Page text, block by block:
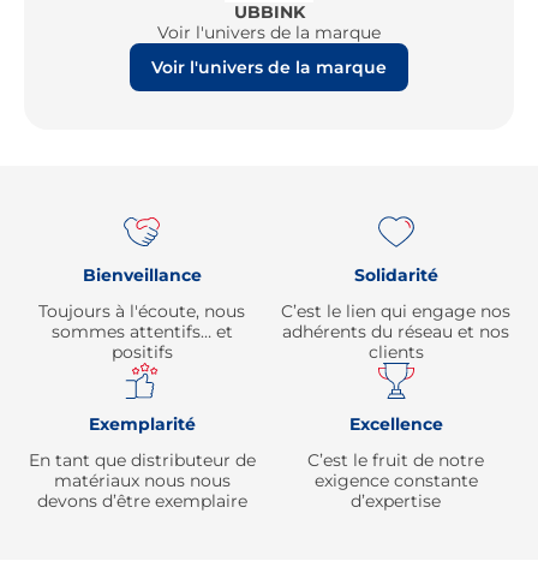
UBBINK
Voir l'univers de la marque
Voir l'univers de la marque
Bienveillance
Toujours à l'écoute, nous
sommes attentifs… et
positifs
Solidarité
C’est le lien qui engage nos
adhérents du réseau et nos
clients
Exemplarité
En tant que distributeur de
matériaux nous nous
devons d’être exemplaire
Excellence
C’est le fruit de notre
exigence constante
d’expertise